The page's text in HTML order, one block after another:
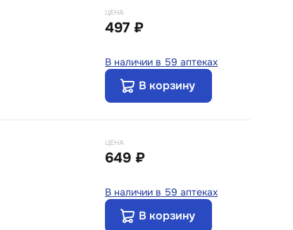
ЦЕНА
497 ₽
В наличии в 59 аптеках
В корзину
ЦЕНА
649 ₽
В наличии в 59 аптеках
В корзину